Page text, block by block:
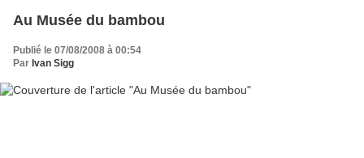
Au Musée du bambou
Publié le 07/08/2008 à 00:54
Par Ivan Sigg